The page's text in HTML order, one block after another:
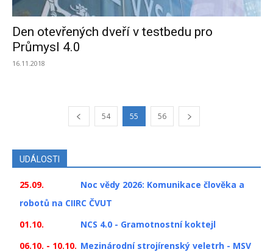
Den otevřených dveří v testbedu pro
Průmysl 4.0
16.11.2018
54 55 56
UDÁLOSTI
25.09.
Noc vědy 2026: Komunikace člověka a
robotů na CIIRC ČVUT
01.10.
NCS 4.0 - Gramotnostní koktejl
06.10. - 10.10. Mezinárodní strojírenský veletrh - MSV